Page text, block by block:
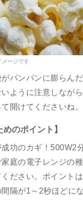
ージです
パンパンに膨らんだ
ように注意しなが
開けてくださいね。
のポイント】
功のカギ！500W2
庭の電子レンジの
ださい。ポイント
隔が1～2秒ほどに